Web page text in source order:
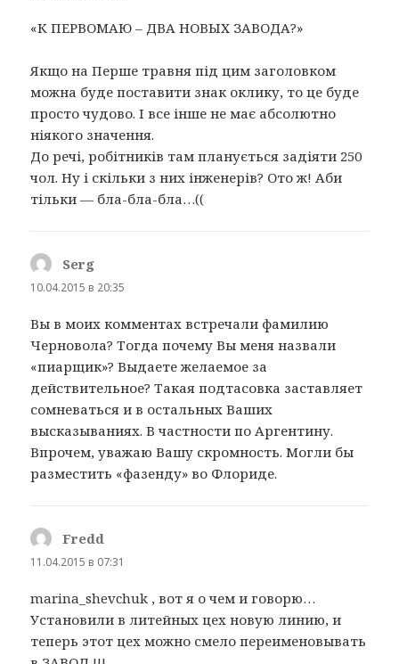
«К ПЕРВОМАЮ – ДВА НОВЫХ ЗАВОДА?»
Якщо на Перше травня під цим заголовком
можна буде поставити знак оклику, то це буде
просто чудово. І все інше не має абсолютно
ніякого значення.
До речі, робітників там планується задіяти 250
чол. Ну і скільки з них інженерів? Ото ж! Аби
тільки — бла-бла-бла…((
Serg
10.04.2015 в 20:35
Вы в моих комментах встречали фамилию
Черновола? Тогда почему Вы меня назвали
«пиарщик»? Выдаете желаемое за
действительное? Такая подтасовка заставляет
сомневаться и в остальных Ваших
высказываниях. В частности по Аргентину.
Впрочем, уважаю Вашу скромность. Могли бы
разместить «фазенду» во Флориде.
Fredd
11.04.2015 в 07:31
marina_shevchuk , вот я о чем и говорю…
Установили в литейных цех новую линию, и
теперь этот цех можно смело переименовывать